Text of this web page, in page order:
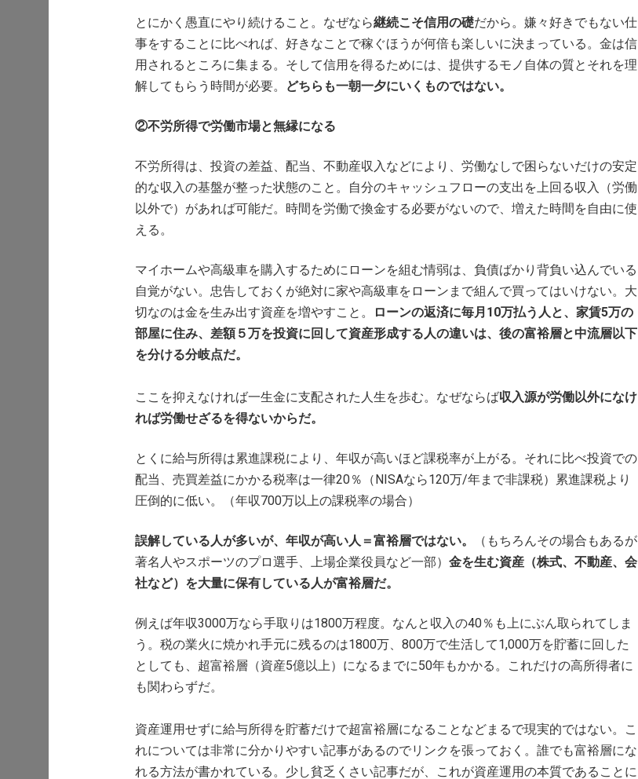
とにかく愚直にやり続けること。なぜなら継続こそ信用の礎だから。嫌々好きでもない仕
事をすることに比べれば、好きなことで稼ぐほうが何倍も楽しいに決まっている。金は信
用されるところに集まる。そして信用を得るためには、提供するモノ自体の質とそれを理
解してもらう時間が必要。
どちらも一朝一夕にいくものではない。
②不労所得で労働市場と無縁になる
不労所得は、投資の差益、配当、不動産収入などにより、労働なしで困らないだけの安定
的な収入の基盤が整った状態のこと。自分のキャッシュフローの支出を上回る収入（労働
以外で）があれば可能だ。時間を労働で換金する必要がないので、増えた時間を自由に使
える。
マイホームや高級車を購入するためにローンを組む情弱は、負債ばかり背負い込んでいる
自覚がない。忠告しておくが絶対に家や高級車をローンまで組んで買ってはいけない。大
切なのは金を生み出す資産を増やすこと。
ローンの返済に毎月10万払う人と、家賃5万の
部屋に住み、差額５万を投資に回して資産形成する人の違いは、後の富裕層と中流層以下
を分ける分岐点だ。
ここを抑えなければ一生金に支配された人生を歩む。なぜならば収入源が労働以外になけ
れば労働せざるを得ないからだ。
とくに給与所得は累進課税により、年収が高いほど課税率が上がる。それに比べ投資での
配当、売買差益にかかる税率は一律20％（NISAなら120万/年まで非課税）累進課税より
圧倒的に低い。（年収700万以上の課税率の場合）
誤解している人が多いが、年収が高い人＝富裕層ではない。
（もちろんその場合もあるが
著名人やスポーツのプロ選手、上場企業役員など一部） 金を生む資産（株式、不動産、会
社など）を大量に保有している人が富裕層だ。
例えば年収3000万なら手取りは1800万程度。なんと収入の40％も上にぶん取られてしま
う。税の業火に焼かれ手元に残るのは1800万、800万で生活して1,000万を貯蓄に回した
としても、超富裕層（資産5億以上）になるまでに50年もかかる。これだけの高所得者に
も関わらずだ。
資産運用せずに給与所得を貯蓄だけで超富裕層になることなどまるで現実的ではない。こ
れについては非常に分かりやすい記事があるのでリンクを張っておく。誰でも富裕層にな
れる方法が書かれている。少し貧乏くさい記事だが、これが資産運用の本質であることに